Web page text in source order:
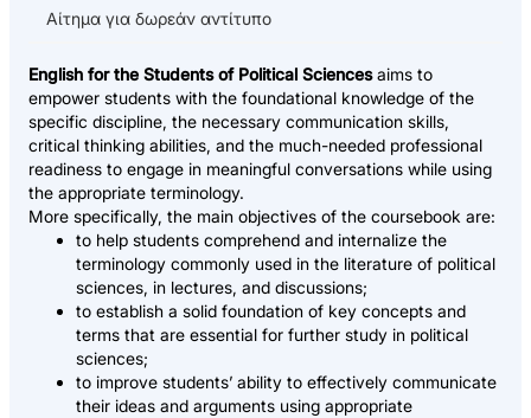
Αίτημα για δωρεάν αντίτυπο
English for the Students of Political Sciencesaims to
empower students with the foundational knowledge of the
specific discipline, the necessary communication skills,
critical thinking abilities, and the much-needed professional
readiness to engage in meaningful conversations while using
the appropriate terminology.
More specifically, the main objectives of the coursebook are:
to help students comprehend and internalize the
terminology commonly used in the literature of political
sciences, in lectures, and discussions;
to establish a solid foundation of key concepts and
terms that are essential for further study in political
sciences;
to improve students’ ability to effectively communicate
their ideas and arguments using appropriate